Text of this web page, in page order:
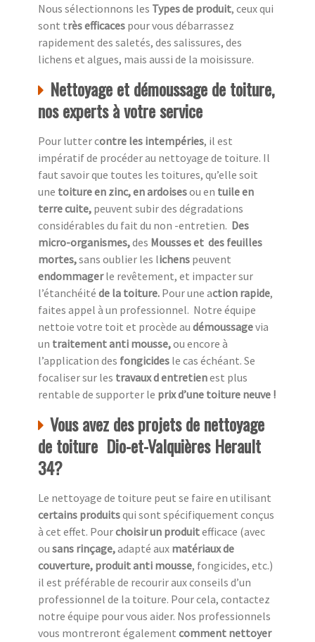
Nous sélectionnons les Types de produit, ceux qui
sont très efficaces pour vous débarrassez
rapidement des saletés, des salissures, des
lichens et algues, mais aussi de la moisissure.
Nettoyage et démoussage de toiture,
nos experts à votre service
Pour lutter contre les intempéries, il est
impératif de procéder au nettoyage de toiture. Il
faut savoir que toutes les toitures, qu’elle soit
une toiture en zinc, en ardoisesou en tuile en
terre cuite, peuvent subir des dégradations
considérables du fait du non -entretien. Des
micro-organismes,des Mousses et des feuilles
mortes,sans oublier les lichens peuvent
endommagerle revêtement, et impacter sur
l’étanchéité de la toiture. Pour une action rapide,
faites appel à un professionnel. Notre équipe
nettoie votre toit et procède au démoussagevia
un traitement anti mousse,ou encore à
l’application des fongicides le cas échéant. Se
focaliser sur les travaux d entretienest plus
rentable de supporter le prix d’une toiture neuve !
Vous avez des projets de nettoyage
de toiture Dio-et-Valquières Herault
34?
Le nettoyage de toiture peut se faire en utilisant
certains produitsqui sont spécifiquement conçus
à cet effet. Pourchoisir un produitefficace (avec
ou sans rinçage,adapté aux matériaux de
couverture, produit anti mousse, fongicides, etc.)
il est préférable de recourir aux conseils d’un
professionnel de la toiture. Pour cela, contactez
notre équipe pour vous aider. Nos professionnels
vous montreront également comment nettoyer